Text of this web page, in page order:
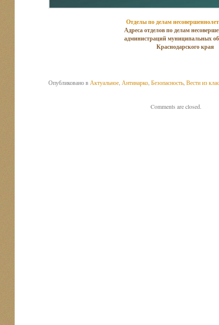
Отделы по делам
Адреса отделов по делам
администраций муниципальных
Краснодарского края
Опубликовано вАктуальное,Антинарко,Безопасность,Вести из
Comments are closed.